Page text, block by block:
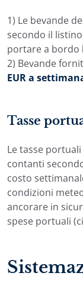
1) Le bevande
secondo il
portare a bordo
2) Bevande
EUR a
Tasse
Le tasse
contanti
costo
condizioni
ancorare in
spese portuali